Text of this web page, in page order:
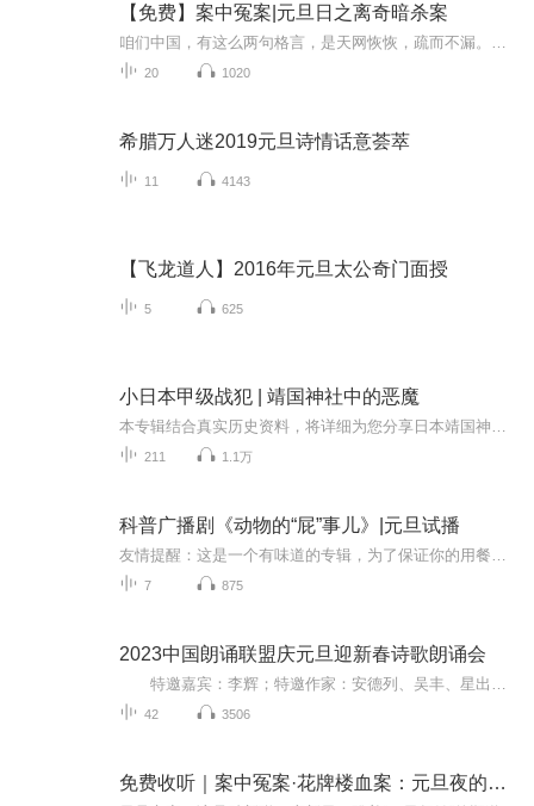
【免费】案中冤案|元旦日之离奇暗杀案
20 1020
希腊万人迷2019元旦诗情话意荟萃
11 4143
【飞龙道人】2016年元旦太公奇门面授
5 625
小日本甲级战犯 | 靖国神社中的恶魔
211 1.1万
科普广播剧《动物的“屁”事儿》|元旦试播
7 875
2023中国朗诵联盟庆元旦迎新春诗歌朗诵会
42 3506
免费收听｜案中冤案·花牌楼血案：元旦夜的沉冤与昭雪